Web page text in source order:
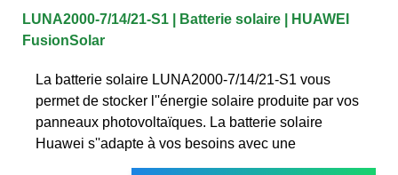
LUNA2000-7/14/21-S1 | Batterie solaire | HUAWEI
FusionSolar
La batterie solaire LUNA2000-7/14/21-S1 vous
permet de stocker l''énergie solaire produite par vos
panneaux photovoltaïques. La batterie solaire
Huawei s''adapte à vos besoins avec une